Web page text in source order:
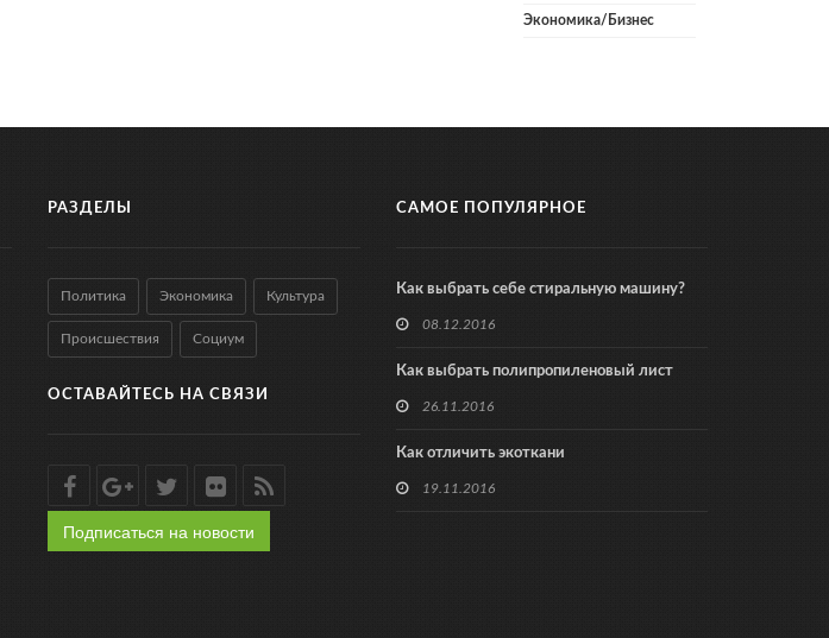
Экономика/Бизнес
РАЗДЕЛЫ
Политика Экономика Культура
Происшествия Социум
ОСТАВАЙТЕСЬ НА СВЯЗИ
Подписаться на новости
САМОЕ ПОПУЛЯРНОЕ
Как выбрать себе стиральную машину?
08.12.2016
Как выбрать полипропиленовый лист
26.11.2016
Как отличить экоткани
19.11.2016